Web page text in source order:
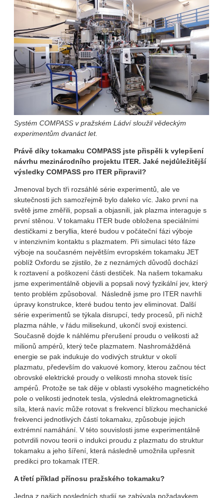
Systém COMPASS v pražském Ládví sloužil vědeckým
experimentům dvanáct let.
Právě díky tokamaku COMPASS jste přispěli k vylepšení
návrhu mezinárodního projektu ITER. Jaké nejdůležitější
výsledky COMPASS pro ITER připravil?
Jmenoval bych tři rozsáhlé série experimentů, ale ve
skutečnosti jich samozřejmě bylo daleko víc. Jako první na
světě jsme změřili, popsali a objasnili, jak plazma interaguje s
první stěnou. V tokamaku ITER bude obložena speciálními
destičkami z beryllia, které budou v počáteční fázi výboje
v intenzivním kontaktu s plazmatem. Při simulaci této fáze
výboje na současném největším evropském tokamaku JET
poblíž Oxfordu se zjistilo, že z neznámých důvodů dochází
k roztavení a poškození části destiček. Na našem tokamaku
jsme experimentálně objevili a popsali nový fyzikální jev, který
tento problém způsoboval. Následně jsme pro ITER navrhli
úpravy konstrukce, které budou tento jev eliminovat. Další
série experimentů se týkala disrupcí, tedy procesů, při nichž
plazma náhle, v řádu milisekund, ukončí svoji existenci.
Současně dojde k náhlému přerušení proudu o velikosti až
milionů ampérů, který teče plazmatem. Nashromážděná
energie se pak indukuje do vodivých struktur v okolí
plazmatu, především do vakuové komory, kterou začnou téct
obrovské elektrické proudy o velikosti mnoha stovek tisíc
ampérů. Protože se tak děje v oblasti vysokého magnetického
pole o velikosti jednotek tesla, výsledná elektromagnetická
síla, která navíc může rotovat s frekvencí blízkou mechanické
frekvenci jednotlivých částí tokamaku, způsobuje jejich
extrémní namáhání. V této souvislosti jsme experimentálně
potvrdili novou teorii o indukci proudu z plazmatu do struktur
tokamaku a jeho šíření, která následně umožnila upřesnit
predikci pro tokamak ITER.
A třetí příklad přínosu pražského tokamaku?
Jedna z našich posledních studií se zabývala požadavkem